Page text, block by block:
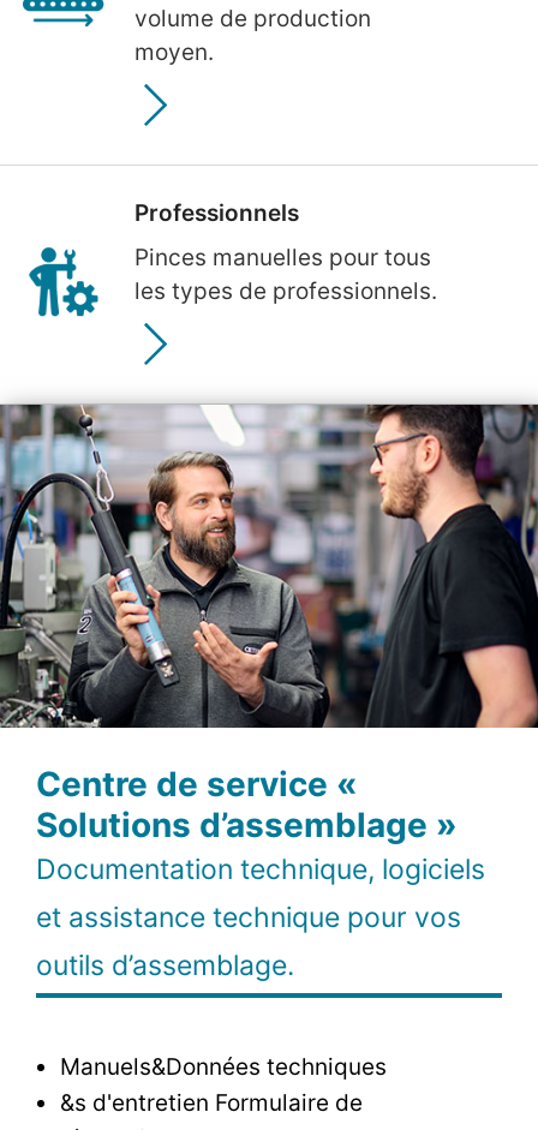
volume de production
moyen.
Professionnels
Pinces manuelles pour tous
les types de professionnels.
Centre de service «
Solutions d’assemblage »
Documentation technique, logiciels
et assistance technique pour vos
outils d’assemblage.
Manuels&Données techniques
&s d'entretien Formulaire de